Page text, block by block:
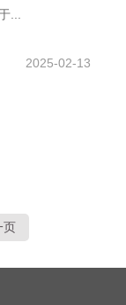
...
2025-02-13
页